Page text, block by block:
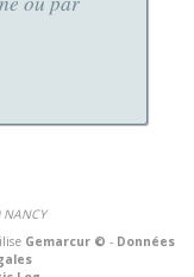
Gemarcur © - Données